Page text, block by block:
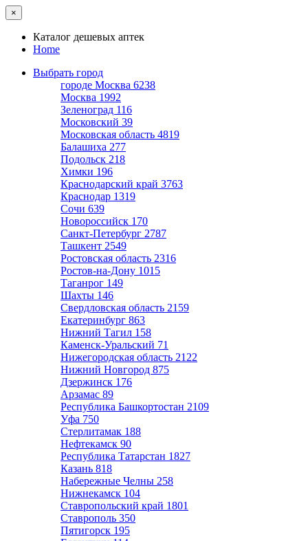
×
Каталог дешевых аптек
Home
Выбрать город
городе Москва 6238
Москва 1992
Зеленоград 116
Московский 39
Московская область 4819
Балашиха 277
Подольск 218
Химки 196
Краснодарский край 3763
Краснодар 1319
Сочи 639
Новороссийск 170
Санкт-Петербург 2787
Ташкент 2549
Ростовская область 2316
Ростов-на-Дону 1015
Таганрог 149
Шахты 146
Свердловская область 2159
Екатеринбург 863
Нижний Тагил 158
Каменск-Уральский 71
Нижегородская область 2122
Нижний Новгород 875
Дзержинск 176
Арзамас 89
Республика Башкортостан 2109
Уфа 750
Стерлитамак 188
Нефтекамск 90
Республика Татарстан 1827
Казань 818
Набережные Челны 258
Нижнекамск 104
Ставропольский край 1801
Ставрополь 350
Пятигорск 195